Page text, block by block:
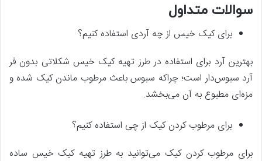
سوالات متداول
برای کیک خیس از چه آردی استفاده کنیم؟
بهترین آرد برای استفاده در طرز تهیه کیک خیس شکلاتی بدون فر
آرد سبوس‌دار است؛ چراکه سبوس باعث مرطوب ماندن کیک شده و
مزه‌ای مطبوع به آن می‌بخشد.
برای مرطوب کردن کیک از چی استفاده کنیم؟
برای مرطوب کردن کیک می‌توانید به طرز تهیه کیک خیس ساده